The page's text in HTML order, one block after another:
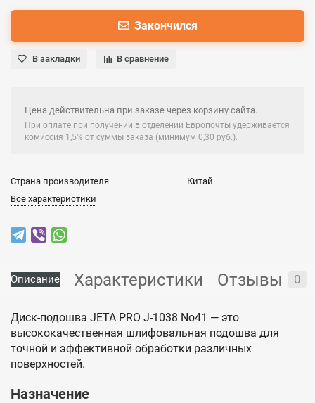
Закончился
В закладки В сравнение
Цена действительна при заказе через корзину сайта.
При оплате при получении в отделении Европочты удерживается
комиссия 1,5% от суммы заказа (минимум 0,30 руб.).
Страна производителя
Китай
Все характеристики
Описание Характеристики Отзывы 0
Диск-подошва JETA PRO J-1038 No41 — это
высококачественная шлифовальная подошва для
точной и эффективной обработки различных
поверхностей.
Назначение